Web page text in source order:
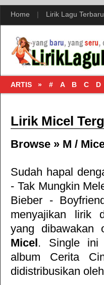
Home | Lirik Lagu Terbaru
ARTIS » # A B C D
Lirik Micel
Browse » M /
Sudah hapal
- Tak Mungkin
Bieber -
menyajikan lirik
yang dibawakan
Micel. Single ini
album Cerita
didistribusikan oleh